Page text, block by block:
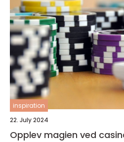
inspiration
22. July 2024
Opplev magien ved